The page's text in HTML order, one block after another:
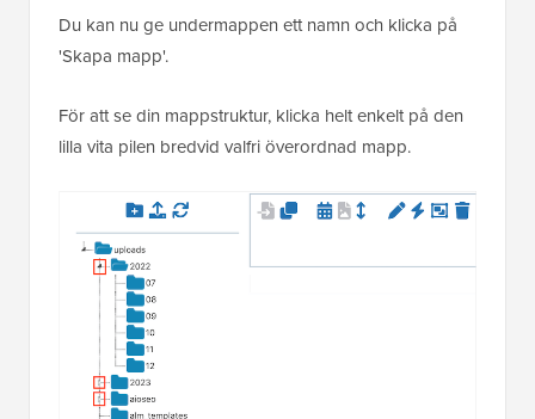
Du kan nu ge undermappen ett namn och klicka på
'Skapa mapp'.
För att se din mappstruktur, klicka helt enkelt på den
lilla vita pilen bredvid valfri överordnad mapp.